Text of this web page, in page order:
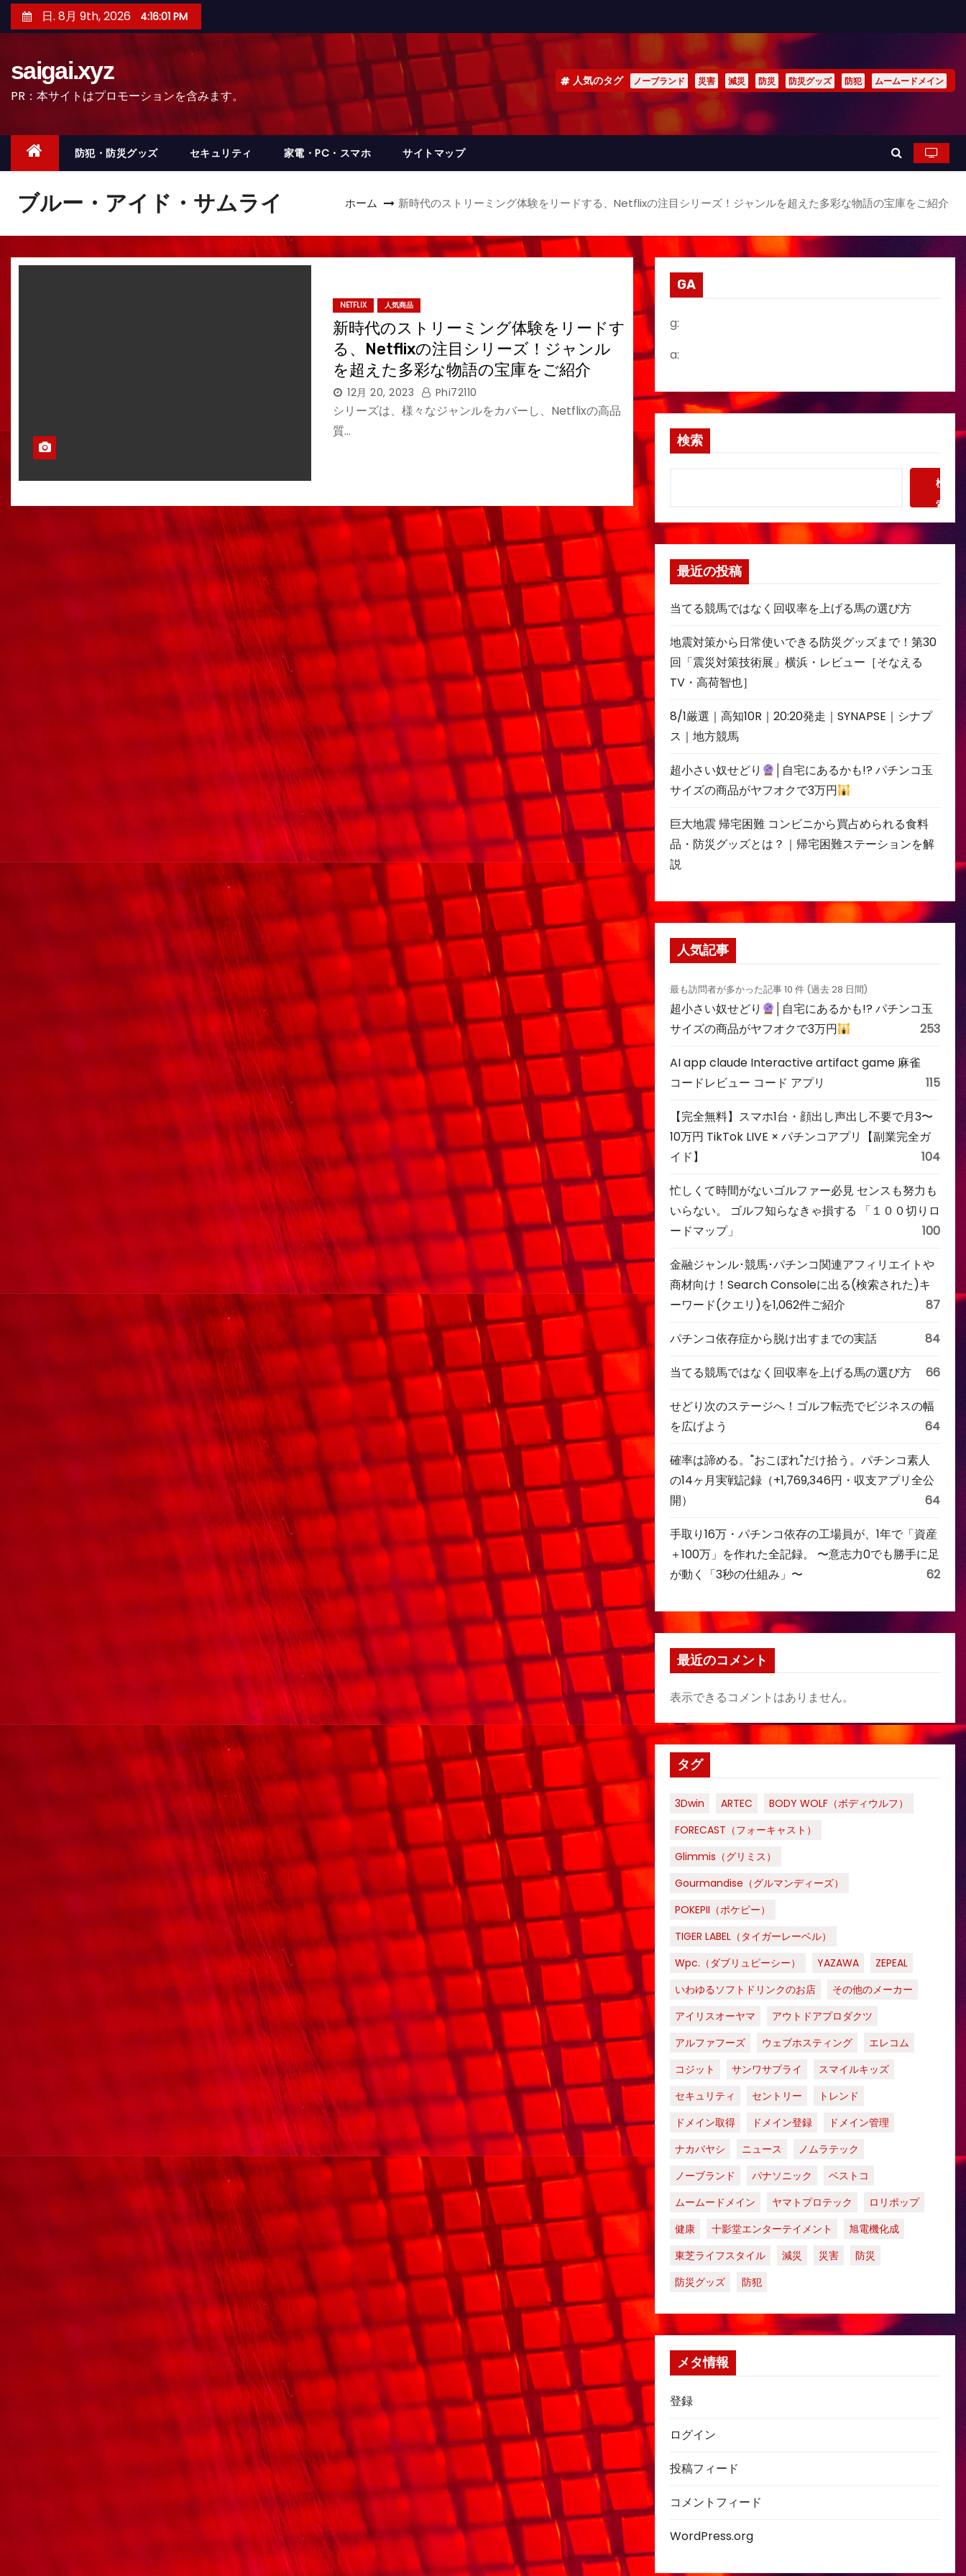
ン
ッ
日. 8月 9th, 2026 4:16:04 PM
saigai.xyz
PR：本サイトはプロモーションを含みます。
人気のタグ ノーブランド 災害 減災 防災 防災グッズ 防犯 ムームードメイン
防犯・防災グッズ セキュリティ 家電・PC・スマホ サイトマップ
ブルー・アイド・サムライ ホーム 新時代のストリーミング体験をリードする、Netflixの注目シリーズ！ジャンルを超えた多彩な物語の宝庫をご紹介
NETFLIX 人気商品
新時代のストリーミング体験をリードす
る、Netflixの注目シリーズ！ジャンル
を超えた多彩な物語の宝庫をご紹介
12月 20, 2023 Phi72110
シリーズは、様々なジャンルをカバーし、Netflixの高品
質…
GA
g:
a:
検索
検
索
最近の投稿
当てる競馬ではなく回収率を上げる馬の選び方
地震対策から日常使いできる防災グッズまで！第30
回「震災対策技術展」横浜・レビュー［そなえる
TV・高荷智也］
8/1厳選｜高知10R｜20:20発走｜SYNAPSE｜シナプ
ス｜地方競馬
超小さい奴せどり
│自宅にあるかも!? パチンコ玉
サイズの商品がヤフオクで3万円
巨大地震 帰宅困難 コンビニから買占められる食料
品・防災グッズとは？｜帰宅困難ステーションを解
説
人気記事
最も訪問者が多かった記事 10 件 (過去 28 日間)
超小さい奴せどり
│自宅にあるかも!? パチンコ玉
サイズの商品がヤフオクで3万円
253
AI app claude Interactive artifact game 麻雀
コードレビュー コード アプリ
115
【完全無料】スマホ1台・顔出し声出し不要で月3〜
10万円 TikTok LIVE × パチンコアプリ【副業完全ガ
イド】
104
忙しくて時間がないゴルファー必見 センスも努力も
いらない。 ゴルフ知らなきゃ損する 「１００切りロ
ードマップ」
100
金融ジャンル･競馬･パチンコ関連アフィリエイトや
商材向け！Search Consoleに出る(検索された)キ
ーワード(クエリ)を1,062件ご紹介
87
パチンコ依存症から脱け出すまでの実話 84
当てる競馬ではなく回収率を上げる馬の選び方 66
せどり次のステージへ！ゴルフ転売でビジネスの幅
を広げよう
64
確率は諦める。"おこぼれ"だけ拾う。パチンコ素人
の14ヶ月実戦記録（+1,769,346円・収支アプリ全公
開）
64
手取り16万・パチンコ依存の工場員が、1年で「資産
＋100万」を作れた全記録。 〜意志力0でも勝手に足
が動く「3秒の仕組み」〜
62
最近のコメント
表示できるコメントはありません。
タグ
3Dwin ARTEC
BODY WOLF（ボディウルフ）
FORECAST（フォーキャスト）
Glimmis（グリミス）
Gourmandise（グルマンディーズ）
POKEPII（ポケピー）
TIGER LABEL（タイガーレーベル）
Wpc.（ダブリュピーシー）
YAZAWA
ZEPEAL
いわゆるソフトドリンクのお店
その他のメーカー
アイリスオーヤマ
アウトドアプロダクツ
アルファフーズ
ウェブホスティング
エレコム
コジット
サンワサプライ
スマイルキッズ
セキュリティ
セントリー
トレンド
ドメイン取得
ドメイン登録
ドメイン管理
ナカバヤシ
ニュース
ノムラテック
ノーブランド
パナソニック
ベストコ
ムームードメイン
ヤマトプロテック
ロリポップ
健康
十影堂エンターテイメント
旭電機化成
東芝ライフスタイル
減災 災害
防災
防災グッズ
防犯
メタ情報
登録
ログイン
投稿フィード
コメントフィード
WordPress.org